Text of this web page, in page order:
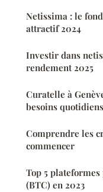
Netissima : le
attractif 2024
Investir dans
rendement 2025
Curatelle à
besoins quotidiens
Comprendre les
commencer
Top 5
(BTC) en 2023